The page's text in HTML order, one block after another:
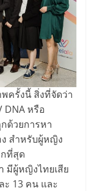
ครั้งนี้ สิ่งที่จัดว่า
DNA หรือ
ด้วยการหา
ง สำหรับผู้หญิง
กที่สุด
มีผู้หญิงไทยเสีย
ะ 13 คน และ